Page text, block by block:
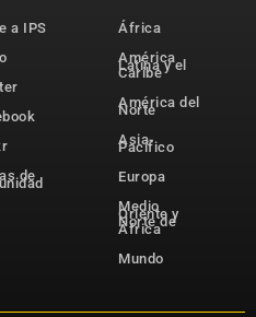
a IPS
de
África
América
Latina y el
Caribe
América del
Norte
Asia-
Pacífico
Europa
Medio
Oriente y
Norte de
África
Mundo